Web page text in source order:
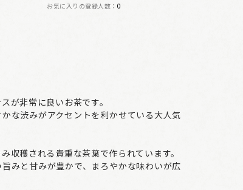
お気に入りの登録人数： 0
が非常に良いお茶です。
な渋みがアクセントを利かせている大人気
収穫される貴重な茶葉で作られています。
みと甘みが豊かで、まろやかな味わいが広